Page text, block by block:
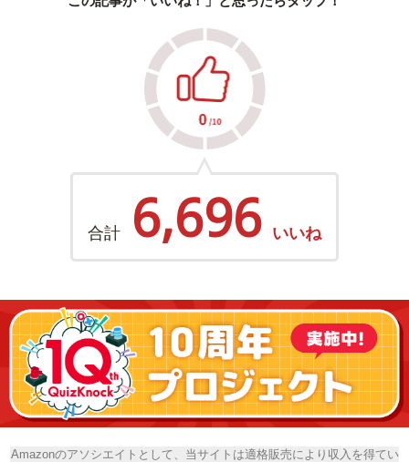
合計 6,696 いいね
Amazonのアソシエイトとして、当サイトは適格販売により収入を得てい